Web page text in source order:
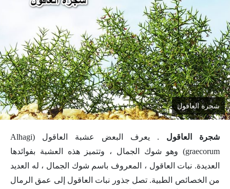
شجرة العاقول
شجرة العاقول
. يعرف البعض عشبة العاقول (Alhagi
graecorum) وهو شوك الجمال ، وتتميز هذه العشبة بفوائدها
العديدة. نبات العاقول ، المعروف باسم شوك الجمال ، له العديد
من الخصائص الطبية. تصل جذور نبات العاقول إلى عمق الرمال